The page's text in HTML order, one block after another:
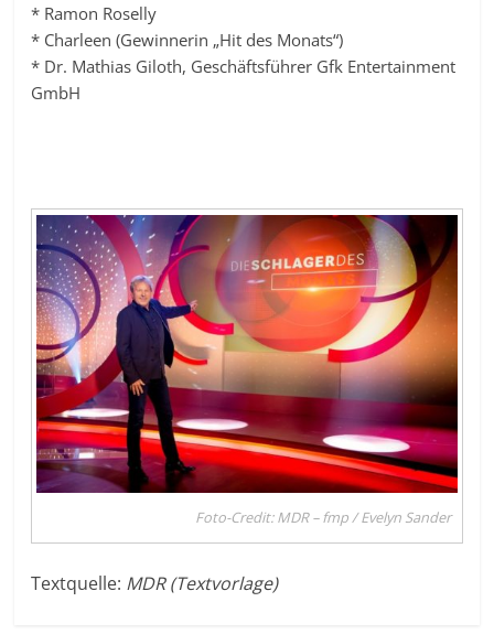
* Ramon Roselly
* Charleen (Gewinnerin „Hit des Monats“)
* Dr. Mathias Giloth, Geschäftsführer Gfk Entertainment
GmbH
Foto-Credit: MDR – fmp / Evelyn Sander
Textquelle: MDR (Textvorlage)